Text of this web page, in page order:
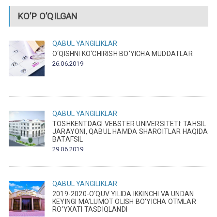
KO’P O’QILGAN
QABUL
YANGILIKLAR
O‘QISHNI KO‘CHIRISH BO‘YICHA MUDDATLAR
26.06.2019
QABUL
YANGILIKLAR
TOSHKENTDAGI VEBSTER UNIVERSITETI: TAHSIL
JARAYONI, QABUL HAMDA SHAROITLAR HAQIDA
BATAFSIL
29.06.2019
QABUL
YANGILIKLAR
2019-2020-O‘QUV YILIDA IKKINCHI VA UNDAN
KEYINGI MA’LUMOT OLISH BO‘YICHA OTMLAR
RO‘YXATI TASDIQLANDI